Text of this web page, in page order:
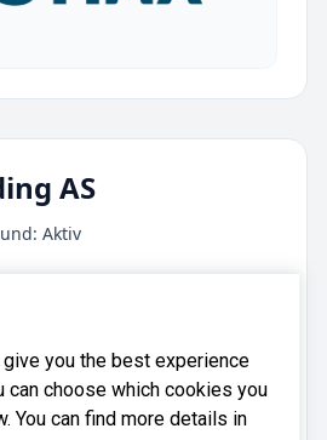
AS
Aktiv
Ålgård
registrert i
med organisasjonsnummer
you the best experience
can choose which cookies you
You can find more details in